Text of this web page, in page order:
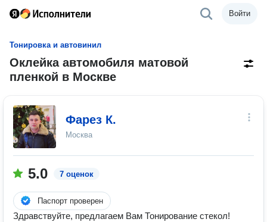
Войти
Тонировка и автовинил
Оклейка автомобиля матовой
пленкой в Москве
Фарез К.
Москва
5.0 7 оценок
Паспорт проверен
Здравствуйте, предлагаем Вам Тонирование стекол!